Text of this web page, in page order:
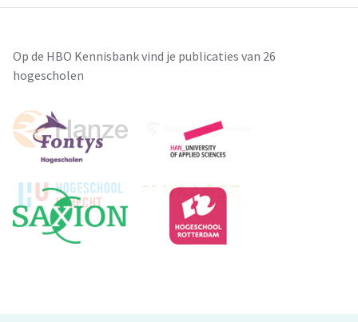
Op de HBO Kennisbank vind je publicaties van 26
hogescholen